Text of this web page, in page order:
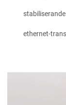
ethernet-